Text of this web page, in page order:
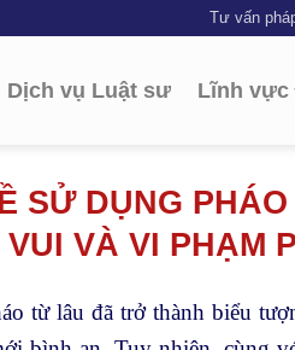
Tư vấn
Dịch vụ Luật sư Lĩnh vực
SỬ DỤNG
VÀ VI PHẠM
từ lâu đã trở thành biểu